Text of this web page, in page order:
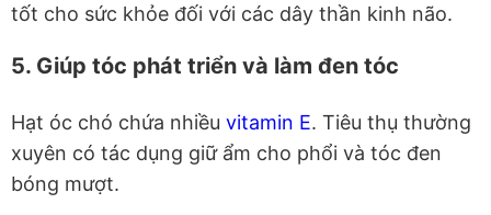
tốt cho sức khỏe đối với các dây thần kinh não.
5. Giúp tóc phát triển và làm đen tóc
Hạt óc chó chứa nhiều vitamin E. Tiêu thụ thường
xuyên có tác dụng giữ ẩm cho phổi và tóc đen
bóng mượt.